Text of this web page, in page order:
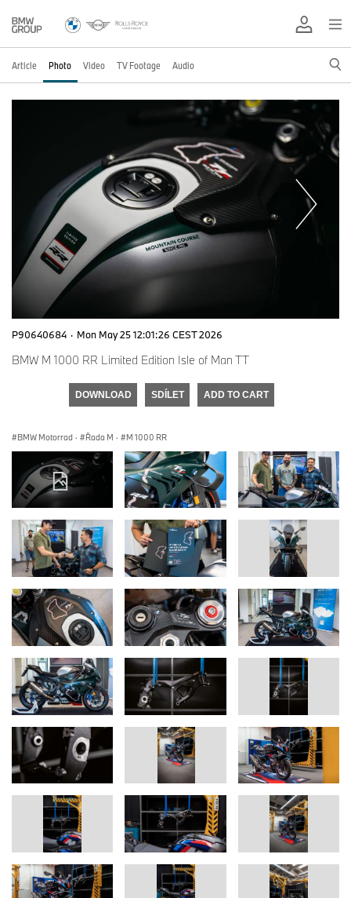
Article Photo Video TV Footage Audio
P90640684 · Mon May 25 12:01:26 CEST 2026
BMW M 1000 RR Limited Edition Isle of Man TT
DOWNLOAD SDÍLET ADD TO CART
BMW Motorrad · Řada M · M 1000 RR